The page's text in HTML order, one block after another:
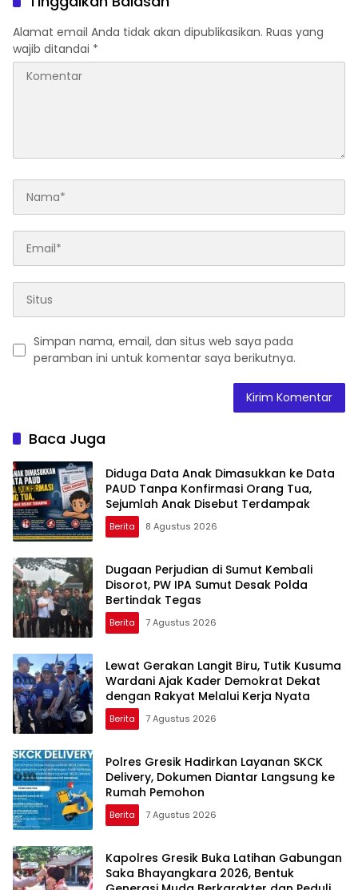
Kamtibmas
Alamat email Anda tidak akan dipublikasikan. Ruas yang
wajib ditandai *
Simpan nama, email, dan situs web saya pada
peramban ini untuk komentar saya berikutnya.
Baca Juga
Diduga Data Anak Dimasukkan ke Data
PAUD Tanpa Konfirmasi Orang Tua,
Sejumlah Anak Disebut Terdampak
Berita 8 Agustus 2026
Dugaan Perjudian di Sumut Kembali
Disorot, PW IPA Sumut Desak Polda
Bertindak Tegas
Berita 7 Agustus 2026
Lewat Gerakan Langit Biru, Tutik Kusuma
Wardani Ajak Kader Demokrat Dekat
dengan Rakyat Melalui Kerja Nyata
Berita 7 Agustus 2026
Polres Gresik Hadirkan Layanan SKCK
Delivery, Dokumen Diantar Langsung ke
Rumah Pemohon
Berita 7 Agustus 2026
Kapolres Gresik Buka Latihan Gabungan
Saka Bhayangkara 2026, Bentuk